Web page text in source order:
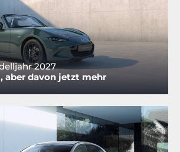
2027
aber davon jetzt mehr